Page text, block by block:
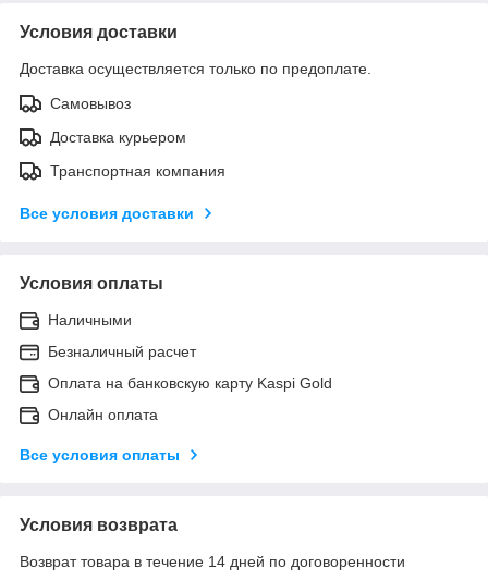
Условия доставки
Доставка осуществляется только по предоплате.
Самовывоз
Доставка курьером
Транспортная компания
Все условия доставки
Условия оплаты
Наличными
Безналичный расчет
Оплата на банковскую карту Kaspi Gold
Онлайн оплата
Все условия оплаты
Условия возврата
Возврат товара в течение 14 дней по договоренности